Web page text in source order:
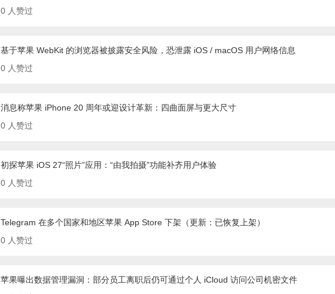
0 人赞过
基于苹果 WebKit 的浏览器被披露安全风险，恐泄露 iOS / macOS 用户网络信息
0 人赞过
消息称苹果 iPhone 20 周年或迎设计革新：四曲面屏与更大尺寸
0 人赞过
初探苹果 iOS 27“照片”应用：“由我拍摄”功能补齐用户体验
0 人赞过
Telegram 在多个国家和地区苹果 App Store 下架（更新：已恢复上架）
0 人赞过
苹果曝出数据管理漏洞：部分员工离职后仍可通过个人 iCloud 访问公司机密文件